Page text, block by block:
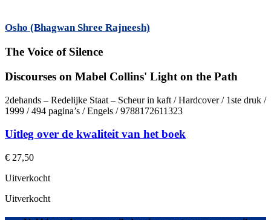
Osho (Bhagwan Shree Rajneesh)
The Voice of Silence
Discourses on Mabel Collins' Light on the Path
2dehands – Redelijke Staat – Scheur in kaft / Hardcover / 1ste druk /
1999 / 494 pagina’s / Engels / 9788172611323
Uitleg over de kwaliteit van het boek
€ 27,50
Uitverkocht
Uitverkocht